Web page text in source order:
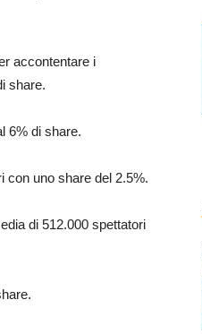
accontentare i
share.
6% di share.
con uno share del 2.5%.
di 512.000 spettatori